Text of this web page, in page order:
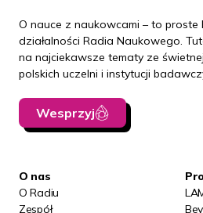
O nauce z naukowcami – to proste
działalności Radia Naukowego.
na najciekawsze tematy ze
polskich uczelni i instytucji
Wesprzyj
O nas
O Radiu
Zespół